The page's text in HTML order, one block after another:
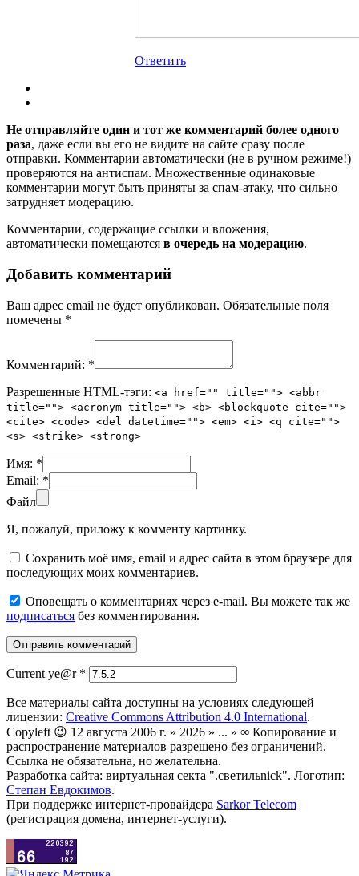
Ответить
Не отправляйте один и тот же комментарий более одного
раза, даже если вы его не видите на сайте сразу после
отправки. Комментарии автоматически (не в ручном режиме!)
проверяются на антиспам. Множественные одинаковые
комментарии могут быть приняты за спам-атаку, что сильно
затрудняет модерацию.
Комментарии, содержащие ссылки и вложения,
автоматически помещаются в очередь на модерацию.
Добавить комментарий
Ваш адрес email не будет опубликован. Обязательные поля
помечены *
Комментарий: *
Разрешенные HTML-тэги: <a href="" title=""> <abbr
title=""> <acronym title=""> <b> <blockquote cite="">
<cite> <code> <del datetime=""> <em> <i> <q cite="">
<s> <strike> <strong>
Имя: *
Email: *
Файл
Я, пожалуй, приложу к комменту картинку.
Сохранить моё имя, email и адрес сайта в этом браузере для
последующих моих комментариев.
Оповещать о комментариях через e-mail. Вы можете так же
подписаться без комментирования.
Current ye@r *
Все материалы сайта доступны на условиях следующей
лицензии: Creative Commons Attribution 4.0 International.
Copyleft 😉 12 августа 2006 г. » 2026 » ... » ∞ Копирование и
распространение материалов разрешено без ограничений.
Ссылка не обязательна, но желательна.
Разработка сайта: виртуальная секта ".светильnick". Логотип:
Степан Евдокимов.
При поддержке интернет-провайдера Sarkor Telecom
(регистрация домена, интернет-услуги).